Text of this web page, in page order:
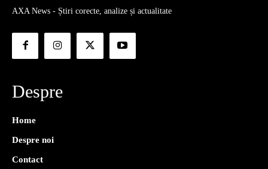
AXA News - Știri corecte, analize și actualitate
Despre
Home
Despre noi
Contact